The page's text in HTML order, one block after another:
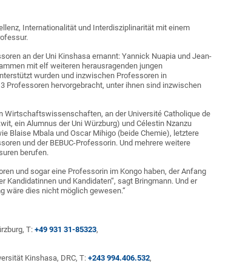
Internationalität und Interdisziplinarität mit einem
an der Uni Kinshasa ernannt: Yannick Nuapia und Jean-
mit elf weiteren herausragenden jungen
wurden und inzwischen Professoren in
Professoren hervorgebracht, unter ihnen sind inzwischen
Wirtschaftswissenschaften, an der Université Catholique de
ein Alumnus der Uni Würzburg) und Célestin Nzanzu
Blaise Mbala und Oscar Mihigo (beide Chemie), letztere
und der BEBUC-Professorin. Und mehrere weitere
berufen.
und sogar eine Professorin im Kongo haben, der Anfang
und Kandidaten“, sagt Bringmann. Und er
wäre dies nicht möglich gewesen.“
T: +49 931 31-85323,
Kinshasa, DRC, T: +243 994.406.532,